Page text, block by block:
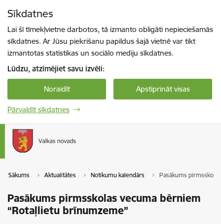
Sīkdatnes
Lai šī tīmekļvietne darbotos, tā izmanto obligāti nepieciešamās
sīkdatnes. Ar Jūsu piekrišanu papildus šajā vietnē var tikt
izmantotas statistikas un sociālo mediju sīkdatnes.
Lūdzu, atzīmējiet savu izvēli:
Noraidīt Apstiprināt visas
Pārvaldīt sīkdatnes
Sākums Aktualitātes Notikumu kalendārs Pasākums
Pasākums pirmsskolas vecuma bērniem
“Rotaļlietu brīnumzeme”